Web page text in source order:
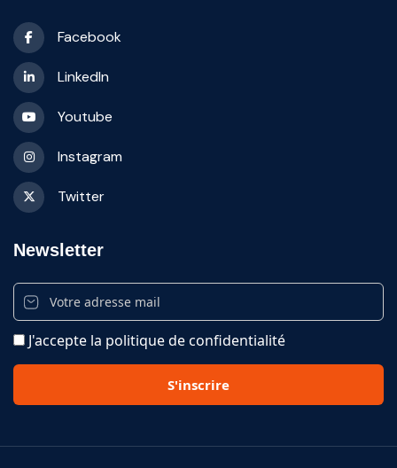
Facebook
LinkedIn
Youtube
Instagram
Twitter
Newsletter
J'accepte la politique de confidentialité